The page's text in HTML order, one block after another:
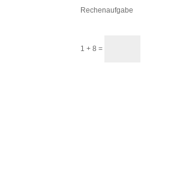
Rechenaufgabe
1 + 8 =